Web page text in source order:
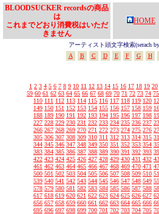
BLOODSUCKER recordsの商品
は
これまでどおり消費税はいただ
きません
HOME
アーティスト頭文字検索(serach
A
B C D E F G H
1 2 3 4 5 6 7 8 9 10 11 12 13 14 15 16 17 18 19 20
59 60 61 62 63 64 65 66 67 68 69 70 71 72 73 74 75
110 111 112 113 114 115 116 117 118 119 120
149 150 151 152 153 154 155 156 157 158 159
188 189 190 191 192 193 194 195 196 197 198
227 228 229 230 231 232 233 234 235 236 237
266 267 268 269 270 271 272 273 274 275 276
305 306 307 308 309 310 311 312 313 314 315
344 345 346 347 348 349 350 351 352 353 354
383 384 385 386 387 388 389 390 391 392 393
422 423 424 425 426 427 428 429 430 431 432
461 462 463 464 465 466 467 468 469 470 471
500 501 502 503 504 505 506 507 508 509 510
539 540 541 542 543 544 545 546 547 548 549
578 579 580 581 582 583 584 585 586 587 588
617 618 619 620 621 622 623 624 625 626 627
656 657 658 659 660 661 662 663 664 665 666
695 696 697 698 699 700 701 702 703 704 705